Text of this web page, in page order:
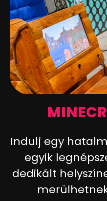
Indulj egy
egyik
dedikált